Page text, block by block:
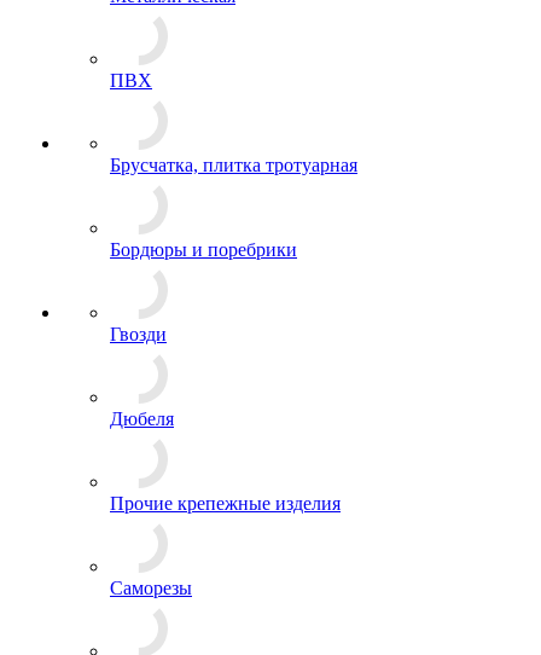
ПВХ
Брусчатка, плитка тротуарная
Бордюры и поребрики
Гвозди
Дюбеля
Прочие крепежные изделия
Саморезы